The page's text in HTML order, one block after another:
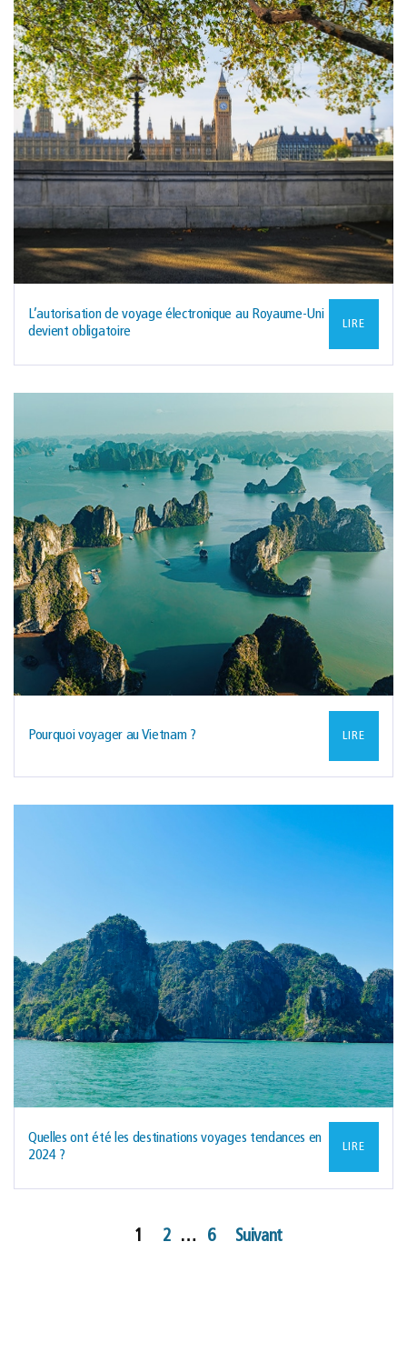
L’autorisation de voyage électronique au Royaume-Uni
devient obligatoire
LIRE
Pourquoi voyager au Vietnam ? LIRE
Quelles ont été les destinations voyages tendances en
2024 ?
LIRE
1 2 … 6 Suivant